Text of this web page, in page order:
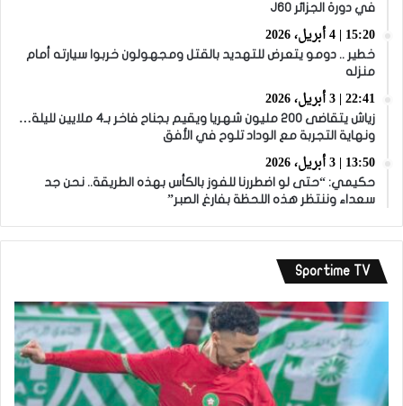
في دورة الجزائر J60
15:20 | 4 أبريل، 2026
خطير .. دومو يتعرض للتهديد بالقتل ومجهولون خربوا سيارته أمام
منزله
22:41 | 3 أبريل، 2026
زياش يتقاضى 200 مليون شهريا ويقيم بجناح فاخر بـ4 ملايين لليلة…
ونهاية التجربة مع الوداد تلوح في الأفق
13:50 | 3 أبريل، 2026
حكيمي: “حتى لو اضطررنا للفوز بالكأس بهذه الطريقة.. نحن جد
سعداء وننتظر هذه اللحظة بفارغ الصبر”
Sportime TV